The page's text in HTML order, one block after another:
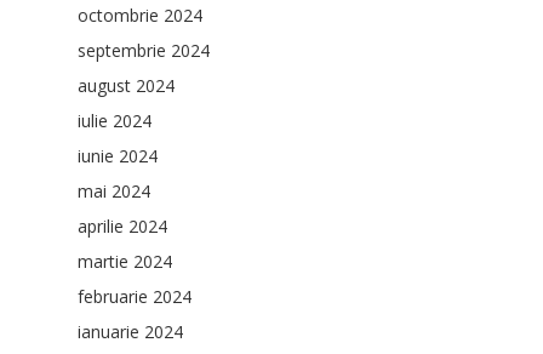
octombrie 2024
septembrie 2024
august 2024
iulie 2024
iunie 2024
mai 2024
aprilie 2024
martie 2024
februarie 2024
ianuarie 2024